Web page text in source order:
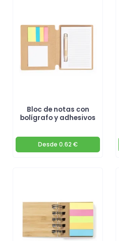
Bloc de notas con
bolígrafo y adhesivos
Desde 0.62 €